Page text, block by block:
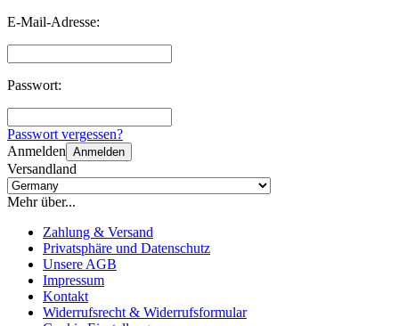
E-Mail-Adresse:
Passwort:
Passwort vergessen?
Anmelden Anmelden
Versandland
Mehr über...
Zahlung & Versand
Privatsphäre und Datenschutz
Unsere AGB
Impressum
Kontakt
Widerrufsrecht & Widerrufsformular